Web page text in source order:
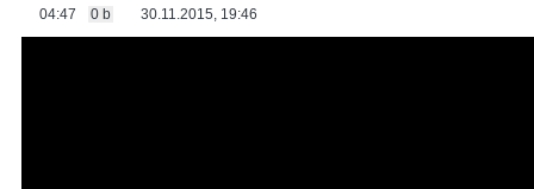
04:47 0 b 30.11.2015, 19:46